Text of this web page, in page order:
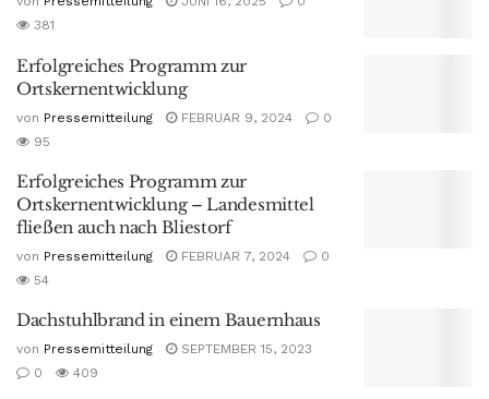
381
Erfolgreiches Programm zur
Ortskernentwicklung
von Pressemitteilung FEBRUAR 9, 2024
0
95
Erfolgreiches Programm zur
Ortskernentwicklung – Landesmittel
fließen auch nach Bliestorf
von Pressemitteilung FEBRUAR 7, 2024
0
54
Dachstuhlbrand in einem Bauernhaus
von Pressemitteilung
SEPTEMBER 15, 2023
0
409